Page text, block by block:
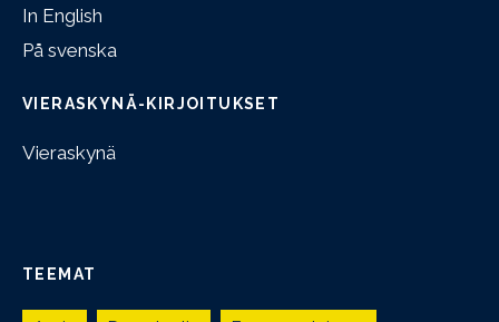
In English
På svenska
VIERASKYNÄ-KIRJOITUKSET
Vieraskynä
TEEMAT